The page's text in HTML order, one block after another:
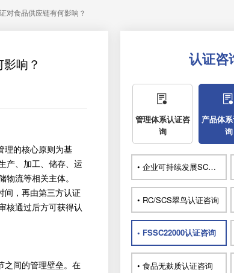
对食品供应链有何影响？
响？
的核心原则为基
产、加工、储存、运
流等相关主体。
，再由第三方认证
核通过后方可获得认
间的管理壁垒。在
认证咨
管理体系认证咨
询
产品体
询
• 企业可持续发展SCORE认证咨询
• RC/SCS翠鸟认证咨询
• FSSC22000认证咨询
• 食品无麸质认证咨询